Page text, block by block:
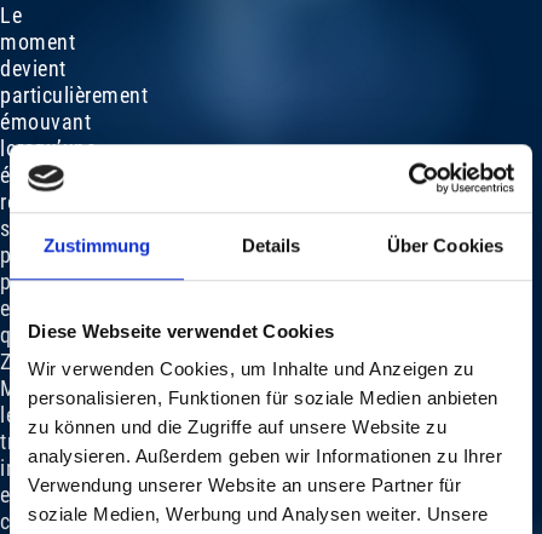
Zustimmung Details Über Cookies
Diese Webseite verwendet Cookies
Wir verwenden Cookies, um Inhalte und Anzeigen zu
personalisieren, Funktionen für soziale Medien anbieten
zu können und die Zugriffe auf unsere Website zu
analysieren. Außerdem geben wir Informationen zu Ihrer
Verwendung unserer Website an unsere Partner für
soziale Medien, Werbung und Analysen weiter. Unsere
Le
moment
devient
particulièrement
émouvant
lorsqu’une
élève
récite
ses
propres
paroles
et
que
Zoë
Më
les
transforme
immédiatement
en
chanson